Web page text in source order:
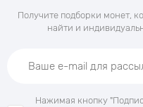
Получите подборки монет,
найти и
Нажимая кнопку